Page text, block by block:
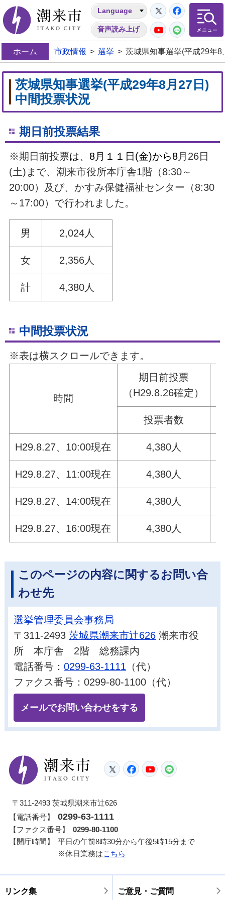
潮来市
Language
音声読み上げ
Twitter
YouTube
LINE
ホーム 市政情報 > 選挙 > 茨城県知事選挙(平成29年
茨城県知事選挙(平成29年8月27日)
中間投票状況
期日前投票結果
※期日前投票は、8月１１日(金)から8月26日
(土)まで、潮来市役所本庁舎1階（8:30～
20:00）及び、かすみ保健福祉センター（8:30
～17:00）で行われました。
男 2,024人
女 2,356人
計 4,380人
中間投票状況
※表は横スクロールできます。
時間
期日前投票
（H29.8.26確定）
投票者数
H29.8.27、10:00現在 4,380人
H29.8.27、11:00現在 4,380人
H29.8.27、14:00現在 4,380人
H29.8.27、16:00現在 4,380人
このページの内容に関するお問い合
わせ先
選挙管理委員会事務局
〒311-2493茨城県潮来市辻626 潮来市役
所 本庁舎 2階 総務課内
電話番号：0299-63-1111 （代）
ファクス番号：0299-80-1100（代）
メールでお問い合わせをする
潮来市
TwitterFacebook
YouTube
〒311-2493 茨城県潮来市辻626
【電話番号】
0299-63-1111
【ファクス番号】
0299-80-1100
【開庁時間】
平日の午前8時30分から午後5時15分まで
※休日業務はこちら
リンク集 ご意見・ご質問